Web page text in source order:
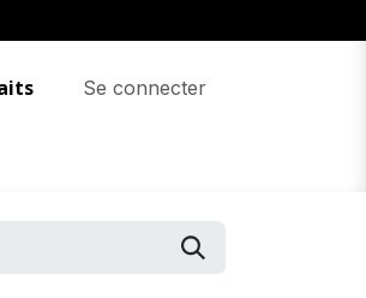
Se connecter